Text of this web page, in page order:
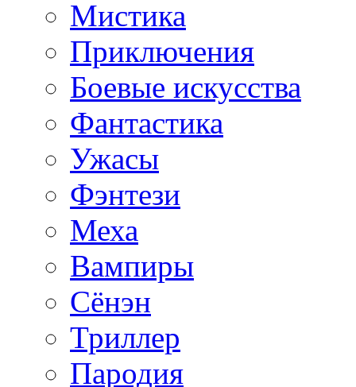
Мистика
Приключения
Боевые искусства
Фантастика
Ужасы
Фэнтези
Меха
Вампиры
Сёнэн
Триллер
Пародия